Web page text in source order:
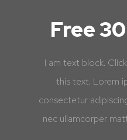
Free
I am text block.
this text. Lorem
consectetur
nec ullamcorper